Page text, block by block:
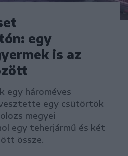
egy
is az
egy hároméves
egy csütörtök
megyei
egy teherjármű és két
össze.